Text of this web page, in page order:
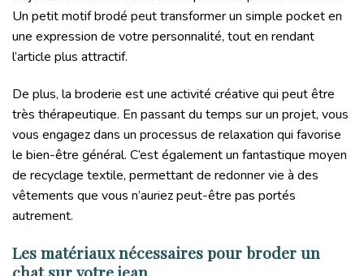
Un petit motif brodé peut transformer un simple pocket en
une expression de votre personnalité, tout en rendant
l’article plus attractif.
De plus, la broderie est une activité créative qui peut être
très thérapeutique. En passant du temps sur un projet, vous
vous engagez dans un processus de relaxation qui favorise
le bien-être général. C’est également un fantastique moyen
de recyclage textile, permettant de redonner vie à des
vêtements que vous n’auriez peut-être pas portés
autrement.
Les matériaux nécessaires pour broder un